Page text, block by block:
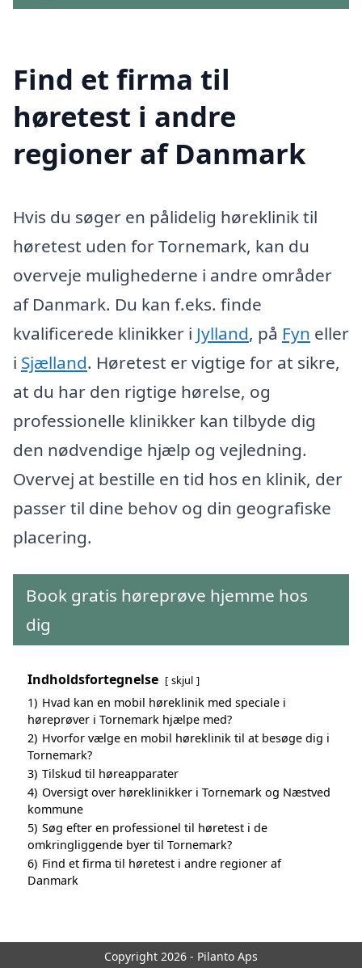
Find et firma til
høretest i andre
regioner af Danmark
Hvis du søger en pålidelig høreklinik til
høretest uden for Tornemark, kan du
overveje mulighederne i andre områder
af Danmark. Du kan f.eks. finde
kvalificerede klinikker i Jylland, på Fyn eller
i Sjælland. Høretest er vigtige for at sikre,
at du har den rigtige hørelse, og
professionelle klinikker kan tilbyde dig
den nødvendige hjælp og vejledning.
Overvej at bestille en tid hos en klinik, der
passer til dine behov og din geografiske
placering.
Book gratis høreprøve hjemme hos
dig
Indholdsfortegnelse skjul
1) Hvad kan en mobil høreklinik med speciale i
høreprøver i Tornemark hjælpe med?
2) Hvorfor vælge en mobil høreklinik til at besøge dig i
Tornemark?
3) Tilskud til høreapparater
4) Oversigt over høreklinikker i Tornemark og Næstved
kommune
5) Søg efter en professionel til høretest i de
omkringliggende byer til Tornemark?
6) Find et firma til høretest i andre regioner af
Danmark
Copyright 2026 - Pilanto Aps